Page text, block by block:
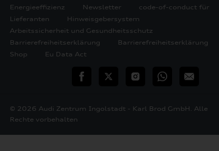
Energieeffizienz
Newsletter
code-of-conduct für
Lieferanten
Hinweisgebersystem
Arbeitssicherheit und Gesundheitsschutz
Barrierefreiheitserklärung
Barrierefreiheitserklärung
Shop
Eu Data Act
teilen Twitter InstagramWhatsApp
E-
© 2026 Audi Zentrum Ingolstadt - Karl Brod GmbH. Alle
Rechte vorbehalten